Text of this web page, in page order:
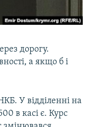
дорогу.
а якщо б і
У відділенні на
в касі є. Курс